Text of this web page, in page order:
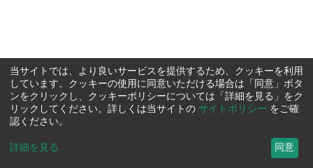
当サイトでは、より良いサービスを提供するため、クッキーを利用
しています。クッキーの使用に同意いただける場合は「同意」ボタ
ンをクリックし、クッキーポリシーについては「詳細を見る」をク
リックしてください。詳しくは当サイトの サイトポリシー をご確
認ください。
詳細を見る ... 同意